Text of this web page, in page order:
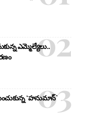
ఎమ్మెల్యేలు..
‘హనుమాన్’